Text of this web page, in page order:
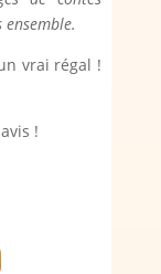
vrai régal !
!